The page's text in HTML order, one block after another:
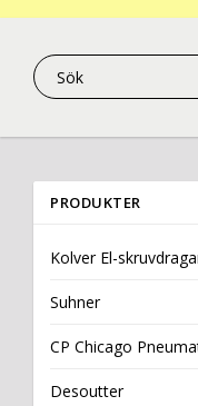
PRODUKTER
Kolver El-
Suhner
CP Chicago
Desoutter